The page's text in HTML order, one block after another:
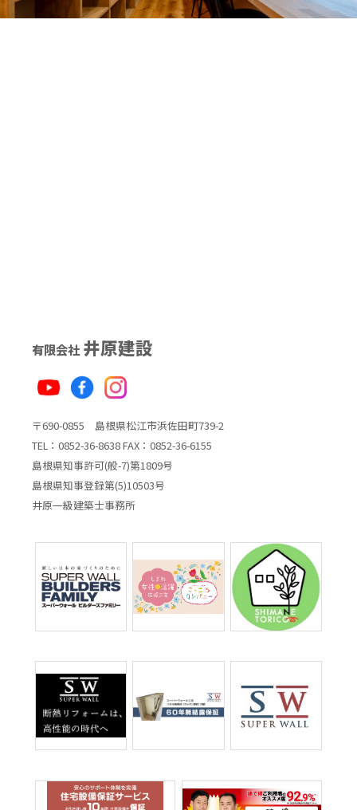
有限会社 井原建設
〒690-0855 島根県松江市浜佐田町739-2
TEL：0852-36-8638 FAX：0852-36-6155
島根県知事許可(般-7)第1809号
島根県知事登録第(5)10503号
井原一級建築士事務所